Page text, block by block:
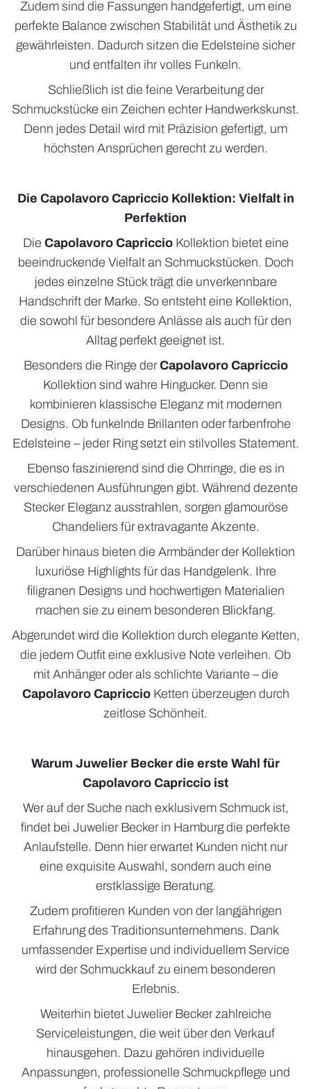
Zudem sind die Fassungen handgefertigt, um eine
perfekte Balance zwischen Stabilität und Ästhetik zu
gewährleisten. Dadurch sitzen die Edelsteine sicher
und entfalten ihr volles Funkeln.
Schließlich ist die feine Verarbeitung der
Schmuckstücke ein Zeichen echter Handwerkskunst.
Denn jedes Detail wird mit Präzision gefertigt, um
höchsten Ansprüchen gerecht zu werden.
Die Capolavoro Capriccio Kollektion: Vielfalt in
Perfektion
Die Capolavoro CapriccioKollektion bietet eine
beeindruckende Vielfalt an Schmuckstücken. Doch
jedes einzelne Stück trägt die unverkennbare
Handschrift der Marke. So entsteht eine Kollektion,
die sowohl für besondere Anlässe als auch für den
Alltag perfekt geeignet ist.
Besonders die Ringe derCapolavoro Capriccio
Kollektion sind wahre Hingucker. Denn sie
kombinieren klassische Eleganz mit modernen
Designs. Ob funkelnde Brillanten oder farbenfrohe
Edelsteine – jeder Ring setzt ein stilvolles Statement.
Ebenso faszinierend sind die Ohrringe, die es in
verschiedenen Ausführungen gibt. Während dezente
Stecker Eleganz ausstrahlen, sorgen glamouröse
Chandeliers für extravagante Akzente.
Darüber hinaus bieten die Armbänder der Kollektion
luxuriöse Highlights für das Handgelenk. Ihre
filigranen Designs und hochwertigen Materialien
machen sie zu einem besonderen Blickfang.
Abgerundet wird die Kollektion durch elegante Ketten,
die jedem Outfit eine exklusive Note verleihen. Ob
mit Anhänger oder als schlichte Variante – die
Capolavoro CapriccioKetten überzeugen durch
zeitlose Schönheit.
Warum Juwelier Becker die erste Wahl für
Capolavoro Capriccio ist
Wer auf der Suche nach exklusivem Schmuck ist,
findet bei Juwelier Becker in Hamburg die perfekte
Anlaufstelle. Denn hier erwartet Kunden nicht nur
eine exquisite Auswahl, sondern auch eine
erstklassige Beratung.
Zudem profitieren Kunden von der langjährigen
Erfahrung des Traditionsunternehmens. Dank
umfassender Expertise und individuellem Service
wird der Schmuckkauf zu einem besonderen
Erlebnis.
Weiterhin bietet Juwelier Becker zahlreiche
Serviceleistungen, die weit über den Verkauf
hinausgehen. Dazu gehören individuelle
Anpassungen, professionelle Schmuckpflege und